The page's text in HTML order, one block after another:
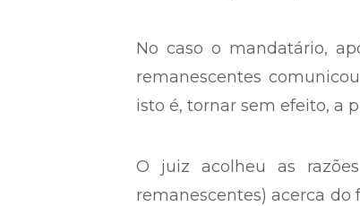
No caso o mandatário,
remanescentes
isto é, tornar sem efeito, a
O juiz acolheu as
remanescentes) acerca